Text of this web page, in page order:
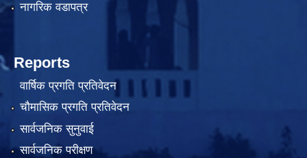
नागरिक वडापत्र
Reports
वार्षिक प्रगति प्रतिवेदन
चौमासिक प्रगति प्रतिवेदन
सार्वजनिक सुनुवाई
सार्वजनिक परीक्षण